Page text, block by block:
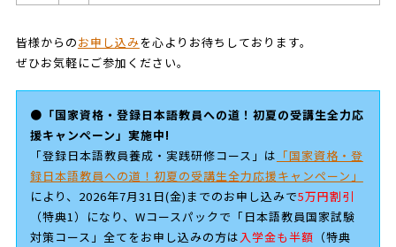
皆様からのお申し込みを心よりお待ちしております。
ぜひお気軽にご参加ください。
●「国家資格・登録日本語教員への道！初夏の受講生全力応
援キャンペーン」実施中!
「登録日本語教員養成・実践研修コース」は 「国家資格・登
録日本語教員への道！初夏の受講生全力応援キャンペーン」
により、2026年7月31日(金)までのお申し込みで5万円割引
（特典1）になり、Wコースパックで「日本語教員国家試験
対策コース」全てをお申し込みの方は入学金も半額 （特典